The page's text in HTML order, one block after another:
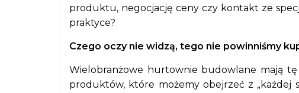
produktu, negocjację ceny czy kontakt ze
praktyce?
Czego oczy nie widzą, tego nie powinniśmy
Wielobranżowe hurtownie budowlane mają
produktów, które możemy obejrzeć z „każdej